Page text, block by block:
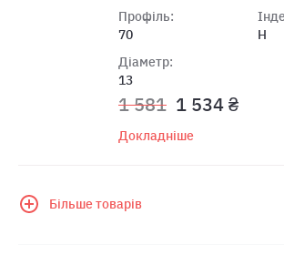
Профіль:
70
Діаметр:
13
H
1 581 1 534 ₴
Докладніше
Більше товарів